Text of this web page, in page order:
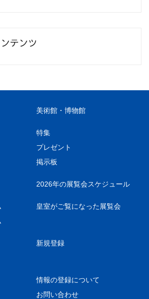
テンツ
美術館・博物館
特集
プレゼント
掲示板
2026年の展覧会スケジュール
皇室がご覧になった展覧会
新規登録
情報の登録について
お問い合わせ